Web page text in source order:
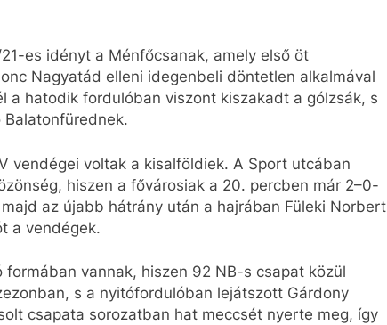
es idényt a Ménfőcsanak, amely első öt
Nagyatád elleni idegenbeli döntetlen alkalmával
a hatodik fordulóban viszont kiszakadt a gólzsák, s
vendégei voltak a kisalföldiek. A Sport utcában
hiszen a fővárosiak a 20. percben már 2–0-
az újabb hátrány után a hajrában Füleki Norbert
a vendégek.
vannak, hiszen 92 NB-s csapat közül
s a nyitófordulóban lejátszott Gárdony
csapata sorozatban hat meccsét nyerte meg, így